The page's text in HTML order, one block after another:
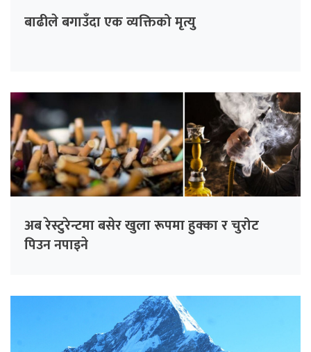
बाढीले बगाउँदा एक व्यक्तिको मृत्यु
अब रेस्टुरेन्टमा बसेर खुला रूपमा हुक्का र चुरोट
पिउन नपाइने